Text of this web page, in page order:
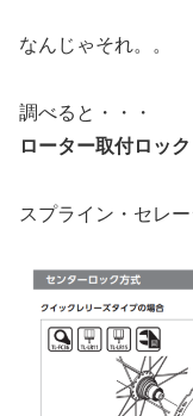
なんじゃそれ。。
調べると・・・
ローター取付ロッ
スプライン・セレ